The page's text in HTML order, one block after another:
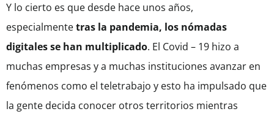
Y lo cierto es que desde hace unos años,
especialmentetras la pandemia, los nómadas
digitales se han multiplicado. El Covid – 19 hizo a
muchas empresas y a muchas instituciones avanzar en
fenómenos como el teletrabajo y esto ha impulsado que
la gente decida conocer otros territorios mientras